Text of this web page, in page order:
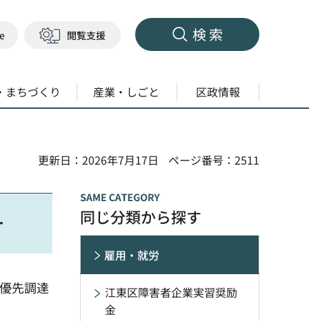
閲覧支援 検索
まちづくり 産業・しごと 区政情報
更新日：2026年7月17日
ページ番号：2511
先調達
同じ分類から探す
雇用・就労
江東区障害者企業実習奨励
金